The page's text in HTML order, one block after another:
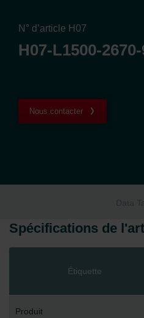
N° d’article H07
H07-L1500-
Nous contacter
Data
Spécifications de
Étiquette
Produit